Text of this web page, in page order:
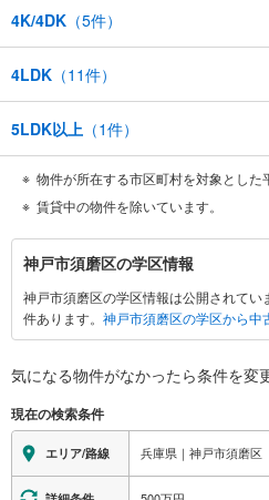
4K/4DK （5件）
4LDK （11件）
5LDK以上 （1件）
物件が所在する市区町村を対象とした
賃貸中の物件を除いています。
神
戸
市
須
区
関
す
る
情
神戸市須磨区の学区情報
神戸市須磨区の学区情報は公開されて
件あります。 神戸市須磨区の学区から中
気になる物件がなかったら条件を変
現在の検索条件
エリア/路線 兵庫県｜神戸市須磨区